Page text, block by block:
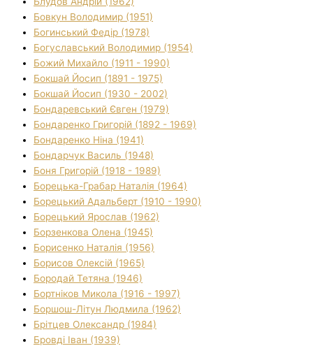
Бовкун Володимир (1951)
Богинський Федір (1978)
Богуславський Володимир (1954)
Божий Михайло (1911 - 1990)
Бокшай Йосип (1891 - 1975)
Бокшай Йосип (1930 - 2002)
Бондаревський Євген (1979)
Бондаренко Григорій (1892 - 1969)
Бондаренко Ніна (1941)
Бондарчук Василь (1948)
Боня Григорій (1918 - 1989)
Борецька-Грабар Наталія (1964)
Борецький Адальберт (1910 - 1990)
Борецький Ярослав (1962)
Борзенкова Олена (1945)
Борисенко Наталія (1956)
Борисов Олексій (1965)
Бородай Тетяна (1946)
Бортніков Микола (1916 - 1997)
Боршош-Літун Людмила (1962)
Брітцев Олександр (1984)
Бровді Іван (1939)